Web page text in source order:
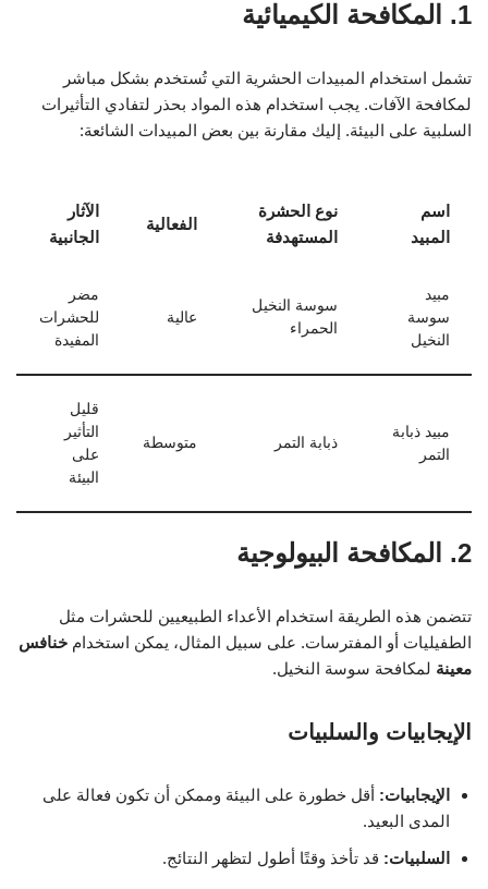
1. المكافحة الكيميائية
تشمل استخدام المبيدات الحشرية التي تُستخدم بشكل مباشر
لمكافحة الآفات. يجب استخدام هذه المواد بحذر لتفادي التأثيرات
السلبية على البيئة. إليك مقارنة بين بعض المبيدات الشائعة:
اسم
المبيد
نوع الحشرة
المستهدفة
الفعالية
الآثار
الجانبية
مبيد
سوسة
النخيل
سوسة النخيل
الحمراء
عالية
مضر
للحشرات
المفيدة
مبيد ذبابة
التمر
ذبابة التمر متوسطة
قليل
التأثير
على
البيئة
2. المكافحة البيولوجية
تتضمن هذه الطريقة استخدام الأعداء الطبيعيين للحشرات مثل
الطفيليات أو المفترسات. على سبيل المثال، يمكن استخدام خنافس
معينة لمكافحة سوسة النخيل.
الإيجابيات والسلبيات
الإيجابيات: أقل خطورة على البيئة وممكن أن تكون فعالة على
المدى البعيد.
السلبيات: قد تأخذ وقتًا أطول لتظهر النتائج.